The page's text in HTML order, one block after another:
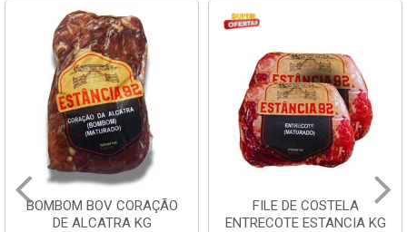
BOMBOM BOV CORAÇÃO
DE ALCATRA KG
FILE DE COSTELA
ENTRECOTE ESTANCIA KG